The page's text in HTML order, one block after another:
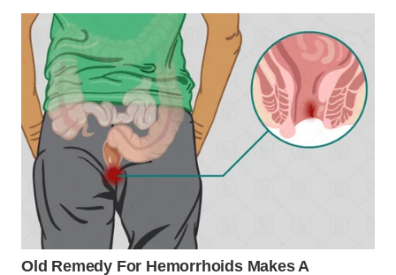
CIANJUR
WN
KEPULAUAN
SERIBU
WN
TANGERANG
WN
BINJAI
WN